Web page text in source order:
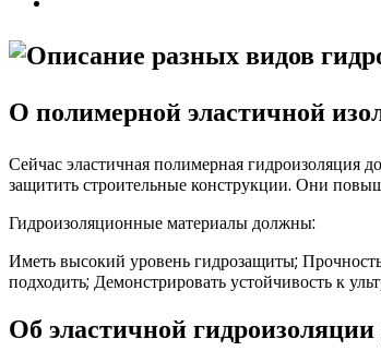
О полимерной эластичной
Сейчас эластичная полимерная
защитить строительные конструкции. Они
Гидроизоляционные материалы должны:
Иметь высокий уровень гидрозащиты;
подходить; Демонстрировать устойчивость к
Об эластичной